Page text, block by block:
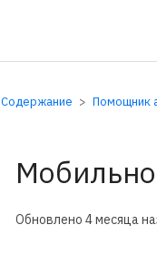
Содержание Помощник
Обновлено 4 месяца